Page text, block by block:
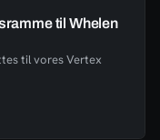
til Whelen
til vores Vertex